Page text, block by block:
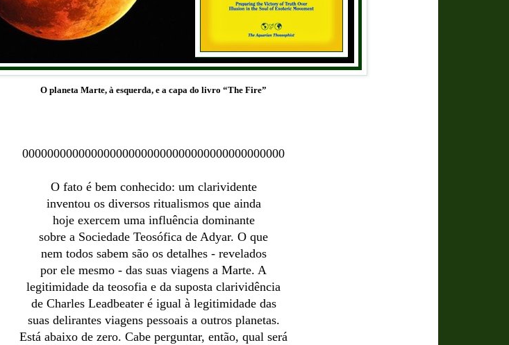
O planeta Marte, à esquerda, e a capa do livro “The Fire”
000000000000000000000000000000000000000000
O fato é bem conhecido: um clarividente
inventou os diversos ritualismos que ainda
hoje exercem uma influência dominante
sobre a Sociedade Teosófica de Adyar. O que
nem todos sabem são os detalhes - revelados
por ele mesmo - das suas viagens a Marte. A
legitimidade da teosofia e da suposta clarividência
de Charles Leadbeater é igual à legitimidade das
suas delirantes viagens pessoais a outros planetas.
Está abaixo de zero. Cabe perguntar, então, qual será